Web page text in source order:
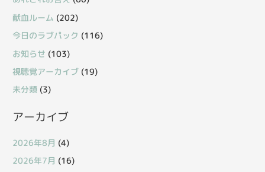
献血ルーム (202)
今日のラブパック (116)
お知らせ (103)
視聴覚アーカイブ (19)
未分類 (3)
アーカイブ
2026年8月 (4)
2026年7月 (16)